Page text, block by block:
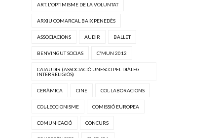
ART. L'OPTIMISME DE LA VOLUNTAT
ARXIU COMARCAL BAIX PENEDÈS
ASSOCIACIONS AUDIR BALLET
BENVINGUT SOCIAS C'MUN 2012
CATAUDIR (ASSOCIACIÓ UNESCO PEL DIÀLEG
INTERRELIGIÓS)
CERÀMICA CINE COL·LABORACIONS
COL·LECCIONISME COMISSIÓ EUROPEA
COMUNICACIÓ CONCURS